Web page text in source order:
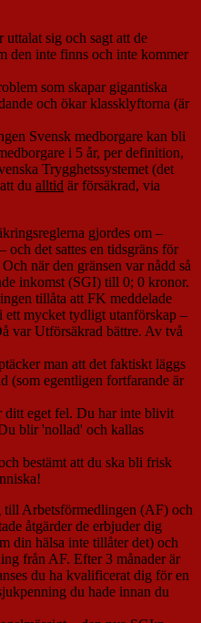
sig och sagt att de
den inte finns och inte kommer
som skapar gigantiska
och ökar klassklyftorna (är
Svensk medborgare kan bli
i 5 år, per definition,
Trygghetssystemet (det
du alltid är försäkrad, via
gjordes om –
och det sattes en tidsgräns för
när den gränsen var nådd så
inkomst (SGI) till 0; 0 kronor.
tillåta att FK meddelade
mycket tydligt utanförskap –
var Utförsäkrad bättre. Av två
man att det faktiskt läggs
(som egentligen fortfarande är
ditt eget fel. Du har inte blivit
blir 'nollad' och kallas
bestämt att du ska bli frisk
till Arbetsförmedlingen (AF) och
åtgärder de erbjuder dig
din hälsa inte tillåter det) och
från AF. Efter 3 månader är
du ha kvalificerat dig för en
du hade innan du